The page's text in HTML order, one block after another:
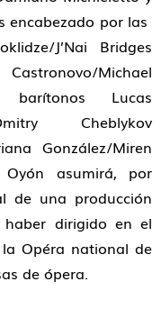
por las
J’Nai Bridges
Michael
Lucas
Cheblykov
González/Miren
Oyón asumirá, por
de una producción
dirigido en el
Opéra national de
de ópera.